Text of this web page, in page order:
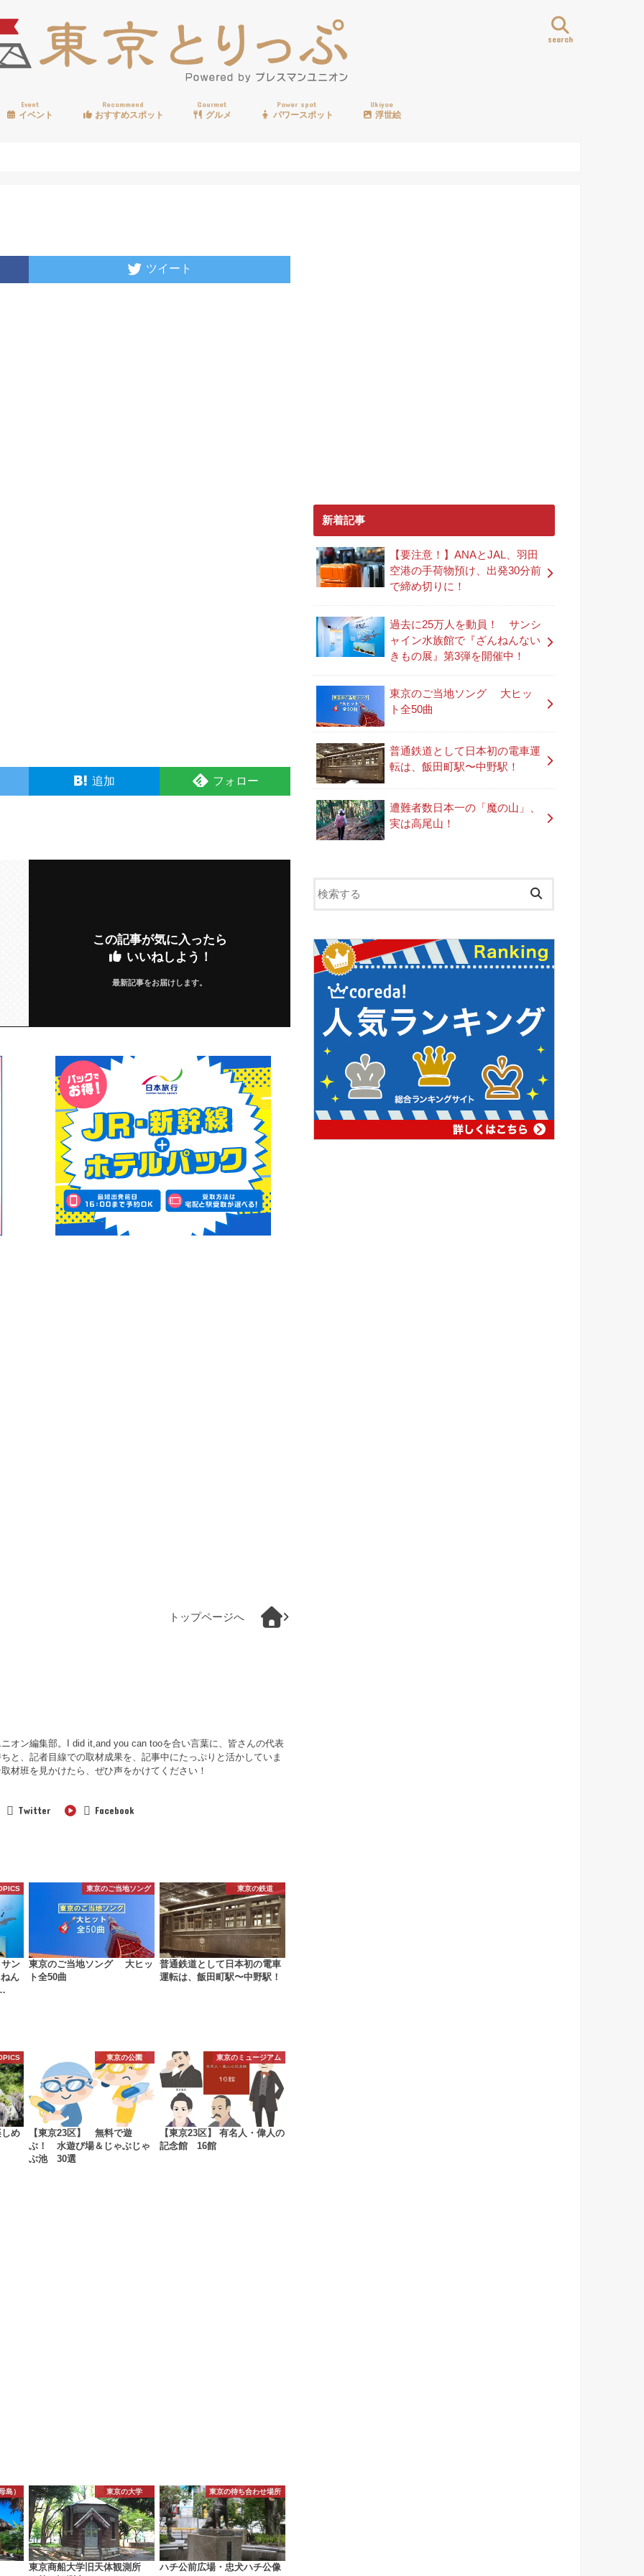
search
Event
イベント
Recommend
おすすめスポット
Gourmet
グルメ
Power spot
パワースポット
Ukiyoe
浮世絵
ツイート
追加 フォロー
この記事が気に入ったら
いいねしよう！
最新記事をお届けします。
トップページへ
オン編集部。I did it,and you can tooを合い言葉に、皆さんの代表
と、記者目線での取材成果を、記事中にたっぷりと活かしていま
材班を見かけたら、ぜひ声をかけてください！
Twitter Facebook
ン
ん
東京のご当地ソング
東京のご当地ソング 大ヒッ
ト全50曲
東京の鉄道
普通鉄道として日本初の電車
運転は、飯田町駅〜中野駅！
め
東京の公園
【東京23区】 無料で遊
ぶ！ 水遊び場＆じゃぶじゃ
ぶ池 30選
東京のミュージアム
【東京23区】 有名人・偉人の
記念館 16館
島） 東京の大学
東京商船大学旧天体観測所
東京の待ち合わせ場所
ハチ公前広場・忠犬ハチ公像
新着記事
【要注意！】ANAとJAL、羽田
空港の手荷物預け、出発30分前
で締め切りに！
過去に25万人を動員！ サンシ
ャイン水族館で『ざんねんない
きもの展』第3弾を開催中！
東京のご当地ソング 大ヒッ
ト全50曲
普通鉄道として日本初の電車運
転は、飯田町駅〜中野駅！
遭難者数日本一の「魔の山」、
実は高尾山！